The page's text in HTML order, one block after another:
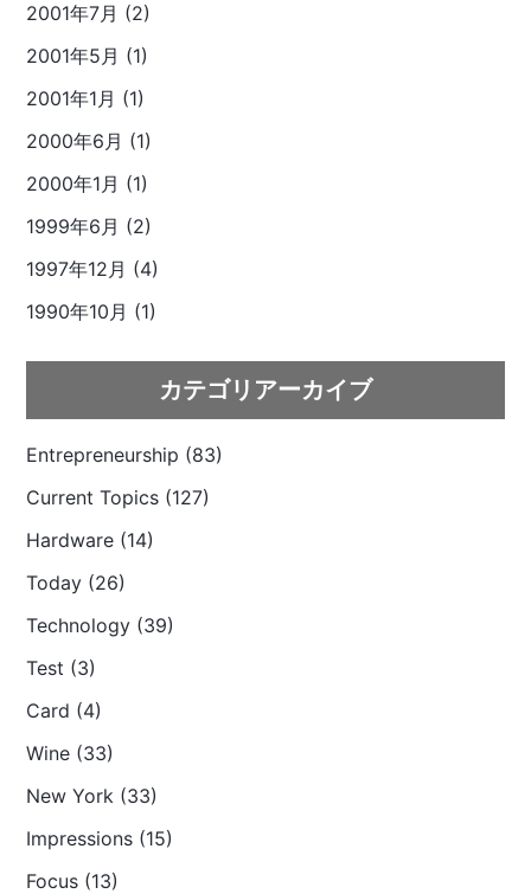
2001年7月 (2)
2001年5月 (1)
2001年1月 (1)
2000年6月 (1)
2000年1月 (1)
1999年6月 (2)
1997年12月 (4)
1990年10月 (1)
カテゴリアーカイブ
Entrepreneurship (83)
Current Topics (127)
Hardware (14)
Today (26)
Technology (39)
Test (3)
Card (4)
Wine (33)
New York (33)
Impressions (15)
Focus (13)